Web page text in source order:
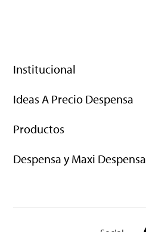
Institucional
Ideas A Precio Despensa
Productos
Despensa y Maxi Despensa